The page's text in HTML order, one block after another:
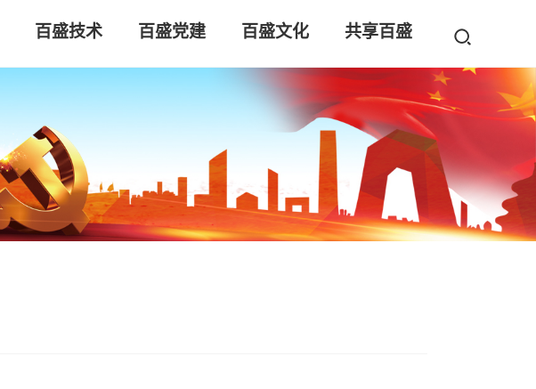
百盛技术 百盛党建 百盛文化 共享百盛